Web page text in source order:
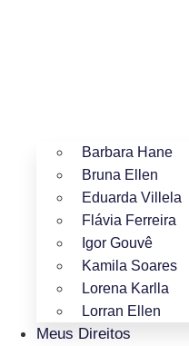
Barbara Hane
Bruna Ellen
Eduarda Villela
Flávia Ferreira
Igor Gouvê
Kamila Soares
Lorena Karlla
Lorran Ellen
Meus Direitos